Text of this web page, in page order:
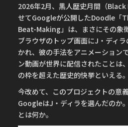
2026年2月、黒人歴史月間（
せてGoogleが公開したDoodle「
Beat-Making」は、まさにその象
ブラウザのトップ画面にJ・ディ
かれ、彼の手法をアニメーション
ン動画が世界に配信されたことは
の枠を超えた歴史的快挙といえる。
今改めて、このプロジェクトの意
GoogleはJ・ディラを選んだのか
とは何か。